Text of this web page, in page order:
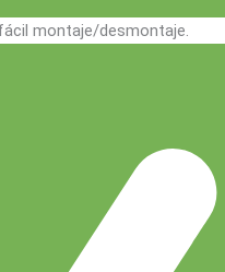
montaje/desmontaje.